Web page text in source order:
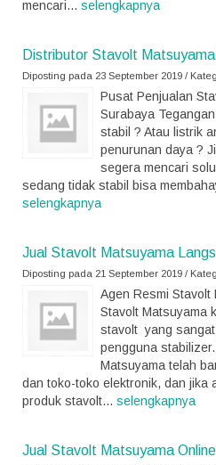
mencari... selengkapnya
Distributor Stavolt
Diposting pada 23 September 2019 /
Pusat Penjualan
Surabaya
stabil ? Atau listrik
penurunan daya ?
segera mencari
sedang tidak stabil bisa
selengkapnya
Jual Stavolt Matsuyama
Diposting pada 21 September 2019 /
Agen Resmi Stavolt
Stavolt Matsuyama
stavolt yang
pengguna
Matsuyama telah
dan toko-toko elektronik, dan jika
produk stavolt... selengkapnya
Jual Stavolt Matsuyama